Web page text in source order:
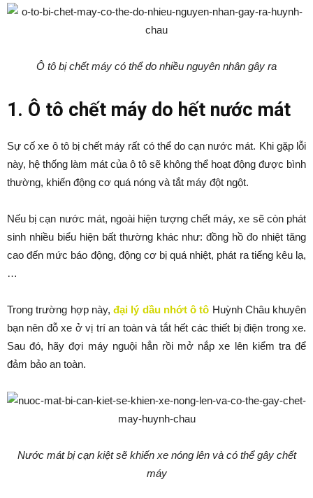
Ô tô bị chết máy có thể do nhiều nguyên nhân gây ra
1. Ô tô chết máy do hết nước mát
Sự cố xe ô tô bị chết máy rất có thể do cạn nước mát. Khi gặp lỗi
này, hệ thống làm mát của ô tô sẽ không thể hoạt động được bình
thường, khiến động cơ quá nóng và tắt máy đột ngột.
Nếu bị cạn nước mát, ngoài hiện tượng chết máy, xe sẽ còn phát
sinh nhiều biểu hiện bất thường khác như: đồng hồ đo nhiệt tăng
cao đến mức báo động, động cơ bị quá nhiệt, phát ra tiếng kêu lạ,
…
Trong trường hợp này, đại lý dầu nhớt ô tô Huỳnh Châu khuyên
bạn nên đỗ xe ở vị trí an toàn và tắt hết các thiết bị điện trong xe.
Sau đó, hãy đợi máy nguội hẳn rồi mở nắp xe lên kiểm tra để
đảm bảo an toàn.
Nước mát bị cạn kiệt sẽ khiến xe nóng lên và có thể gây chết
máy